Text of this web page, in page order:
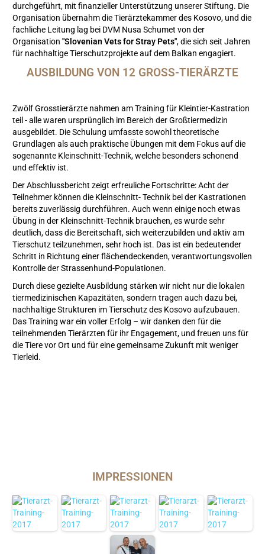
durchgeführt, mit finanzieller Unterstützung unserer Stiftung. Die
Organisation übernahm die Tierärztekammer des Kosovo, und die
fachliche Leitung lag bei DVM Nusa Schumet von der
Organisation "Slovenian Vets for Stray Pets", die sich seit Jahren
für nachhaltige Tierschutzprojekte auf dem Balkan engagiert.
AUSBILDUNG VON 12 GROSS-TIERÄRZTE
Zwölf Grosstierärzte nahmen am Training für Kleintier-Kastration
teil - alle waren ursprünglich im Bereich der Großtiermedizin
ausgebildet. Die Schulung umfasste sowohl theoretische
Grundlagen als auch praktische Übungen mit dem Fokus auf die
sogenannte Kleinschnitt-Technik, welche besonders schonend
und effektiv ist.
Der Abschlussbericht zeigt erfreuliche Fortschritte: Acht der
Teilnehmer können die Kleinschnitt- Technik bei der Kastrationen
bereits zuverlässig durchführen. Auch wenn einige noch etwas
Übung in der Kleinschnitt-Technik brauchen, es wurde sehr
deutlich, dass die Bereitschaft, sich weiterzubilden und aktiv am
Tierschutz teilzunehmen, sehr hoch ist. Das ist ein bedeutender
Schritt in Richtung einer flächendeckenden, verantwortungsvollen
Kontrolle der Strassenhund-Populationen.
Durch diese gezielte Ausbildung stärken wir nicht nur die lokalen
tiermedizinischen Kapazitäten, sondern tragen auch dazu bei,
nachhaltige Strukturen im Tierschutz des Kosovo aufzubauen.
Das Training war ein voller Erfolg – wir danken den für die
teilnehmenden Tierärzten für ihr Engagement, und freuen uns für
die Tiere vor Ort und für eine gemeinsame Zukunft mit weniger
Tierleid.
IMPRESSIONEN